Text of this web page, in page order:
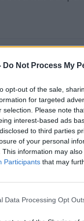
Do Not Process My
opt-out of the sale,
for targeted
selection. Please note
interest-based ads
to third parties
of your personal
This information may
Participants that may
Data Processing Opt
στην